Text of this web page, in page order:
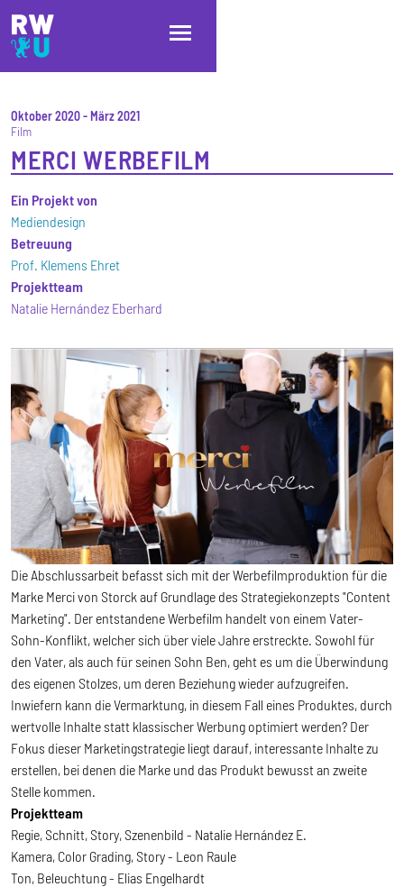
Direkt zum Inhalt
Direkt zur Hauptnavigation
Direkt zum Fußbereich
Oktober 2020-März 2021
Film
MERCI WERBEFILM
Ein Projekt von
Mediendesign
Betreuung
Prof. Klemens Ehret
Projektteam
Natalie Hernández Eberhard
Die Abschlussarbeit befasst sich mit der Werbefilmproduktion für die
Marke Merci von Storck auf Grundlage des Strategiekonzepts "Content
Marketing". Der entstandene Werbefilm handelt von einem Vater-
Sohn-Konflikt, welcher sich über viele Jahre erstreckte. Sowohl für
den Vater, als auch für seinen Sohn Ben, geht es um die Überwindung
des eigenen Stolzes, um deren Beziehung wieder aufzugreifen.
Inwiefern kann die Vermarktung, in diesem Fall eines Produktes, durch
wertvolle Inhalte statt klassischer Werbung optimiert werden? Der
Fokus dieser Marketingstrategie liegt darauf, interessante Inhalte zu
erstellen, bei denen die Marke und das Produkt bewusst an zweite
Stelle kommen.
Projektteam
Regie, Schnitt, Story, Szenenbild - Natalie Hernández E.
Kamera, Color Grading, Story - Leon Raule
Ton, Beleuchtung - Elias Engelhardt